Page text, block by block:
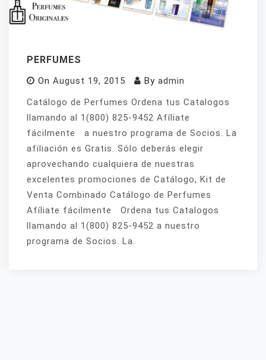
PERFUMES
On August 19, 2015 By admin
Catálogo de Perfumes Ordena tus Catalogos
llamando al 1(800) 825-9452 Afíliate
fácilmente a nuestro programa de Socios. La
afiliación es Gratis. Sólo deberás elegir
aprovechando cualquiera de nuestras
excelentes promociones de Catálogo, Kit de
Venta Combinado Catálogo de Perfumes
Afíliate fácilmente Ordena tus Catalogos
llamando al 1(800) 825-9452 a nuestro
programa de Socios. La.